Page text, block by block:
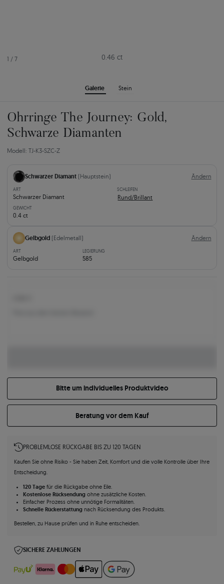
1 / 7
Galerie Stein
0.46 ct
Ohrringe The Journey: Gold,
Schwarze Diamanten
Modell: TJ-K3-SZC-Z
Schwarzer Diamant (Hauptstein) Ändern
ART
Schwarzer Diamant
SCHLEIFEN
Rund/Brillant
GEWICHT
0.4 ct
Gelbgold (Edelmetall) Ändern
ART
Gelbgold
LEGIERUNG
585
Bitte um individuelles Produktvideo
Beratung vor dem Kauf
PROBLEMLOSE RÜCKGABE BIS ZU 120 TAGEN
Kaufen Sie ohne Risiko - Sie haben Zeit, Komfort und die volle Kontrolle über Ihre
Entscheidung.
120 Tagefür die Rückgabe ohne Eile.
Kostenlose Rücksendungohne zusätzliche Kosten.
Einfacher Prozess ohne unnötige Formalitäten.
Schnelle Rückerstattungnach Rücksendung des Produkts.
Bestellen, zu Hause prüfen und in Ruhe entscheiden.
SICHERE ZAHLUNGEN